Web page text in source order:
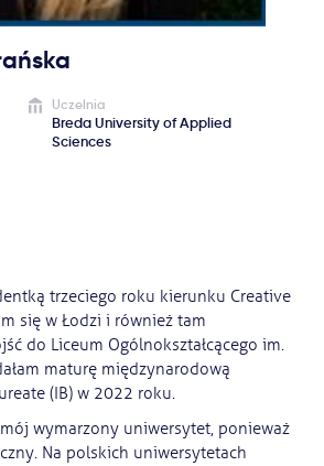
Uczelnia
Breda University of Applied
Sciences
trzeciego roku kierunku Creative
się w Łodzi i również tam
do Liceum Ogólnokształcącego im.
maturę międzynarodową
(IB) w 2022 roku.
wymarzony uniwersytet, ponieważ
Na polskich uniwersytetach